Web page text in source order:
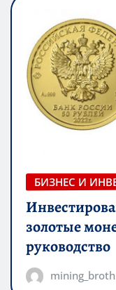
БИЗНЕС И
золотые
руководство
mining_broth